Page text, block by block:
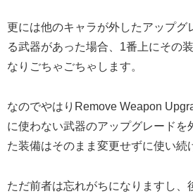
更には他のキャラが外したアップグ
る武器があった場合、1番上にその
なりごちゃごちゃします。
なのでやはりRemove Weapon
に使わない武器のアップグレードを
た装備はそのまま変更せずに使い続
ただ前者は忘れがちになりますし、